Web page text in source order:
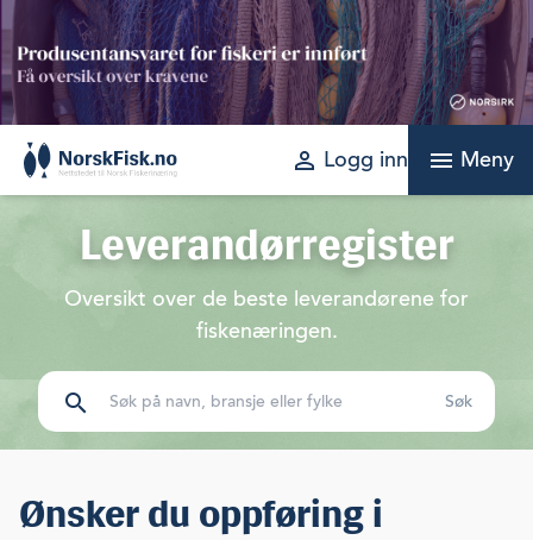
Skip
to
content
perm_identity Logg inn menu Meny
Leverandørregister
Oversikt over de beste leverandørene for
fiskenæringen.
search
Ønsker du oppføring i